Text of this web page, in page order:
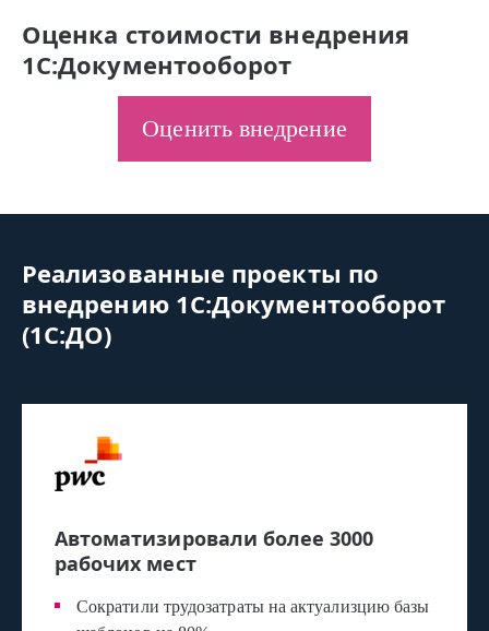
Оценка стоимости внедрения
1C:Документооборот
Оценить внедрение
Реализованные проекты по
внедрению 1С:Документооборот
(1С:ДО)
Автоматизировали более 3000
рабочих мест
Сократили трудозатраты на актуализцию базы